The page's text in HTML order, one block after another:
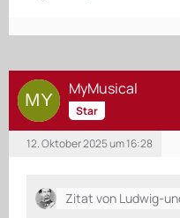
MyMusical
Star
12. Oktober 2025 um 16:28
Zitat von Ludwig-